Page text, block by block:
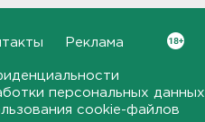
Реклама
персональных данных
cookie-файлов